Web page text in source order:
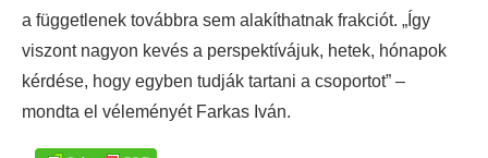
a függetlenek továbbra sem alakíthatnak frakciót. „Így
viszont nagyon kevés a perspektívájuk, hetek, hónapok
kérdése, hogy egyben tudják tartani a csoportot” –
mondta el véleményét Farkas Iván.